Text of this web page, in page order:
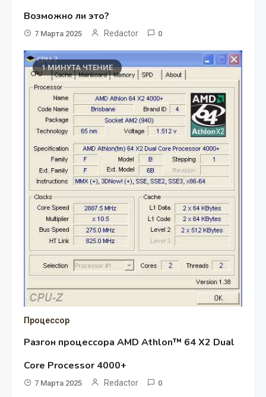
Возможно ли это?
7 Марта 2025 Redactor 0
1 МИНУТА ЧТЕНИЕ
Процессор
Разгон процессора AMD Athlon™ 64 X2 Dual
Core Processor 4000+
7 Марта 2025 Redactor 0